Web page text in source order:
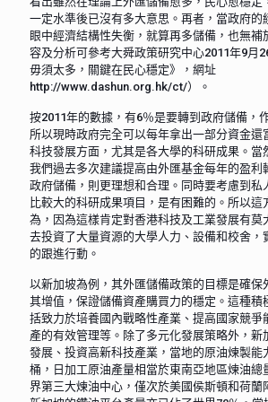
一定水準後已沒有多大意思。再者，當政府的
眼中經濟結構性失衡，就算再多儲備，也無補
容及分析可參考大舜政策研究中心2011年9月
毋須太多，關鍵在民心穩定》，網址
http://www.dashun.org.hk/ct/）。
按2011年的數據，有6％是要轉到政府儲備，
所以現時政府完全可以每年拿出一部分資金還
科技發展方面，尤其是各大學的科研成果。當
我們過去多次建議提高由外匯基金每年的盈利
政府儲備，則更理想和合理。同時要考慮到私
比較大的科研成果項目，是有困難的。所以這
為，因為這樣肯定對香港科技及工業發展有莫
去投資了大量資源的大學人力、設備和校舍，
的跟進行動。
以新加坡為例，其外匯儲備政策的目標是確保
其增值，保證儲備資產購買力的穩定。這種積
括致力於培養國內戰略性產業、提高國家競爭
產的有效管理等。除了多元化發展策略外，新
發展、投資高新科技產業，當地的原油煉製能
桶，日加工原油產量相當於東南亞地區煉油總
界第三大煉油中心，僅次於美國侯斯頓和荷蘭